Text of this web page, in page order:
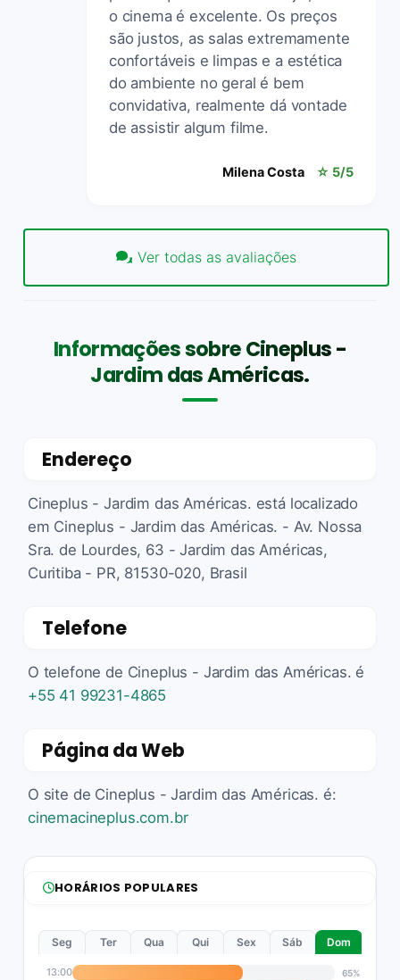
o cinema é excelente. Os preços
são justos, as salas extremamente
confortáveis e limpas e a estética
do ambiente no geral é bem
convidativa, realmente dá vontade
de assistir algum filme.
Milena Costa ☆ 5/5
Ver todas as avaliações
Informações sobre Cineplus -
Jardim das Américas.
Endereço
Cineplus - Jardim das Américas. está localizado
em Cineplus - Jardim das Américas. - Av. Nossa
Sra. de Lourdes, 63 - Jardim das Américas,
Curitiba - PR, 81530-020, Brasil
Telefone
O telefone de Cineplus - Jardim das Américas. é
+55 41 99231-4865
Página da Web
O site de Cineplus - Jardim das Américas. é:
cinemacineplus.com.br
HORÁRIOS POPULARES
Seg Ter Qua Qui Sex Sáb Dom
13:00 65%